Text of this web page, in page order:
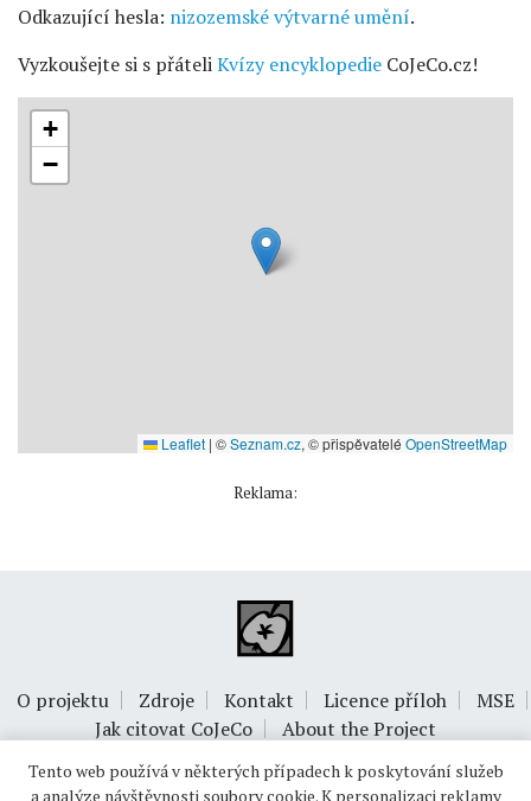
Odkazující hesla: nizozemské výtvarné umění.
Vyzkoušejte si s přáteliKvízy encyklopedie CoJeCo.cz!
+
−
Leaflet | ©Seznam.cz, © přispěvatelé OpenStreetMap
Reklama:
O projektu Zdroje Kontakt Licence příloh
MSE
Jak citovat CoJeCo
About the Project
Tento web používá v některých případech k poskytování služeb
a analýze návštěvnosti soubory cookie. K personalizaci reklamy